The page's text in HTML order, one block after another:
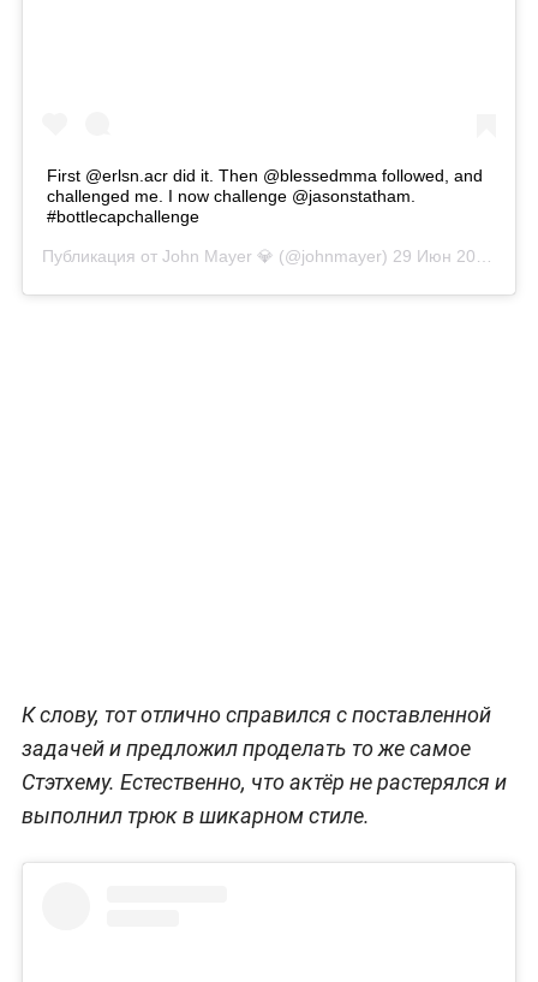
First @erlsn.acr did it. Then @blessedmma followed, and
challenged me. I now challenge @jasonstatham.
#bottlecapchallenge
Публикация от John Mayer 💎 (@johnmayer) 29 Июн 2019 в 2:57 PDT
К слову, тот отлично справился с поставленной
задачей и предложил проделать то же самое
Стэтхему. Естественно, что актёр не растерялся и
выполнил трюк в шикарном стиле.